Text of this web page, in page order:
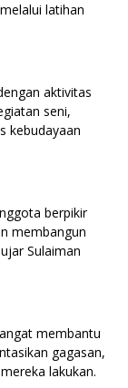
latihan
aktivitas
seni,
kebudayaan
berpikir
membangun
Sulaiman
membantu
gagasan,
lakukan.